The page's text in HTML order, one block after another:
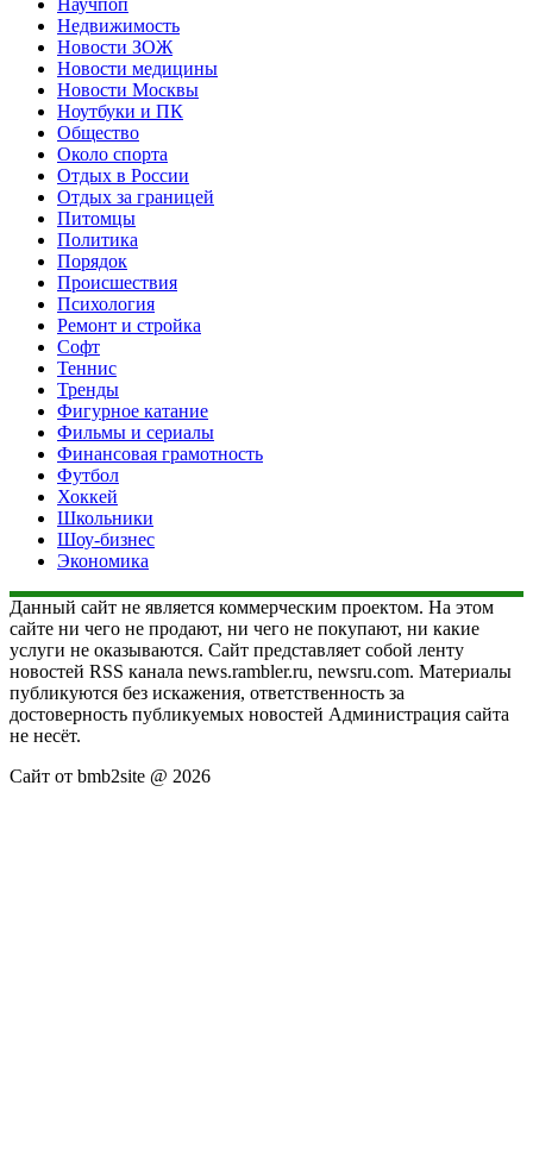
Недвижимость
Новости ЗОЖ
Новости медицины
Новости Москвы
Ноутбуки и ПК
Общество
Около спорта
Отдых в России
Отдых за границей
Питомцы
Политика
Порядок
Происшествия
Психология
Ремонт и стройка
Софт
Теннис
Тренды
Фигурное катание
Фильмы и сериалы
Финансовая грамотность
Футбол
Хоккей
Школьники
Шоу-бизнес
Экономика
Данный сайт не является коммерческим проектом. На этом
сайте ни чего не продают, ни чего не покупают, ни какие
услуги не оказываются. Сайт представляет собой ленту
новостей RSS канала news.rambler.ru, newsru.com. Материалы
публикуются без искажения, ответственность за
достоверность публикуемых новостей Администрация сайта
не несёт.
Сайт от bmb2site @ 2026